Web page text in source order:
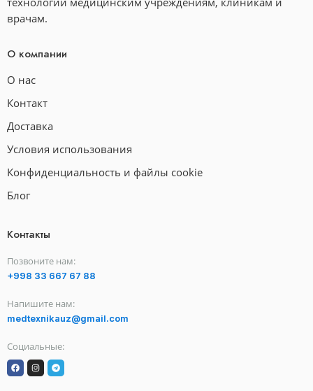
врачам.
О компании
О нас
Контакт
Доставка
Условия использования
Конфиденциальность и файлы cookie
Блог
Контакты
Позвоните нам:
+998 33 667 67 88
Напишите нам:
medtexnikauz@gmail.com
Социальные: